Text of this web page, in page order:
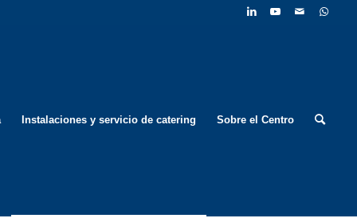
Instalaciones y servicio de catering Sobre el Centro